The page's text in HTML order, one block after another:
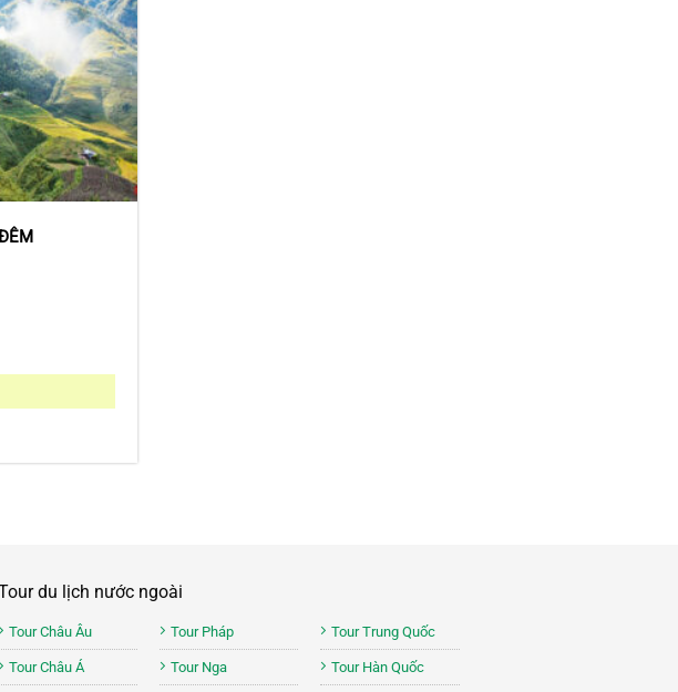
du lịch nước ngoài
Tour Châu Âu
Tour Châu Á
Tour Pháp
Tour Nga
Tour Trung Quốc
Tour Hàn Quốc